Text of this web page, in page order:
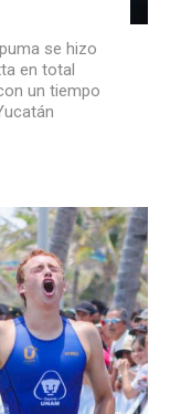
se hizo
en total
un tiempo